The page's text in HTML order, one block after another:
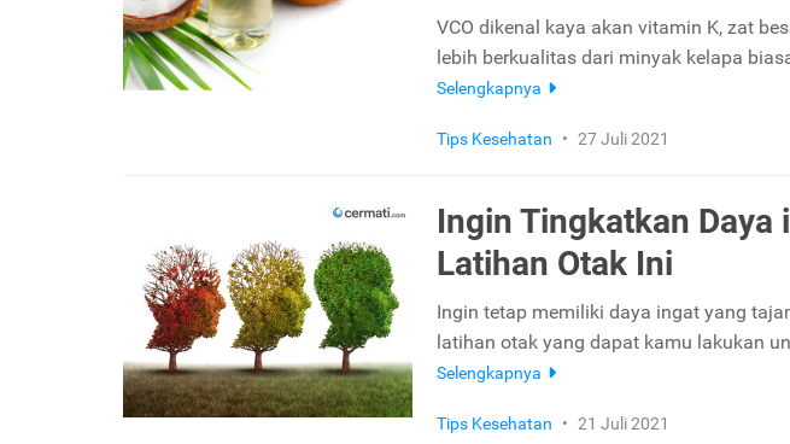
VCO dikenal kaya akan vitamin K, zat
lebih berkualitas dari minyak kelapa
Selengkapnya
Tips Kesehatan • 27 Juli 2021
Ingin Tingkatkan Daya
Latihan Otak Ini
Ingin tetap memiliki daya ingat yang
latihan otak yang dapat kamu lakukan
Selengkapnya
Tips Kesehatan • 21 Juli 2021